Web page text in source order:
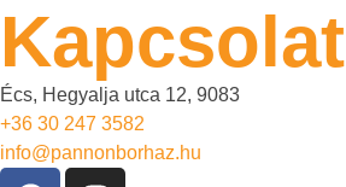
Kapcsolat
Écs, Hegyalja utca 12, 9083
+36 30 247 3582
info@pannonborhaz.hu